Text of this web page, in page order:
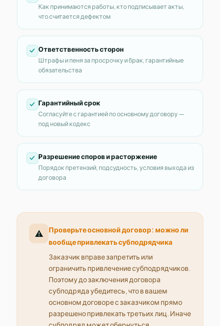
Как принимаются работы, кто подписывает акты,
что считается дефектом
Ответственность сторон
Штрафы и пеня за просрочку и брак, гарантийные
обязательства
Гарантийный срок
Согласуйте с гарантией по основному договору —
под новый кодекс
Разрешение споров и расторжение
Порядок претензий, подсудность, условия выхода из
договора
⚠️
Проверьте основной договор: можно ли
вообще привлекать субподрядчика
Заказчик вправе запретить или
ограничить привлечение субподрядчиков.
Поэтому до заключения договора
субподряда убедитесь, что в вашем
основном договоре с заказчиком прямо
разрешено привлекать третьих лиц. Иначе